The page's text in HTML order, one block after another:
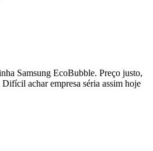
Samsung EcoBubble. Preço justo,
achar empresa séria assim hoje